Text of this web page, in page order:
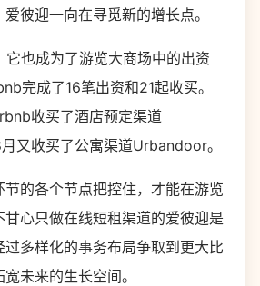
彼迎一向在寻觅新的增长点。
它也成为了游览大商场中的出资
完成了16笔出资和21起收买。
收买了酒店预定渠道
又收买了公寓渠道Urbandoor。
的各个节点把控住，才能在游览
甘心只做在线短租渠道的爱彼迎是
多样化的事务布局争取到更大比
未来的生长空间。